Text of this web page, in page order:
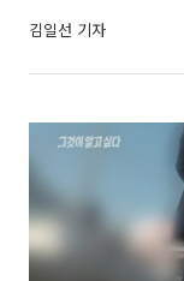
김일선 기자